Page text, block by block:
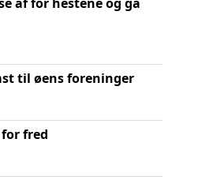
til øens foreninger
fred